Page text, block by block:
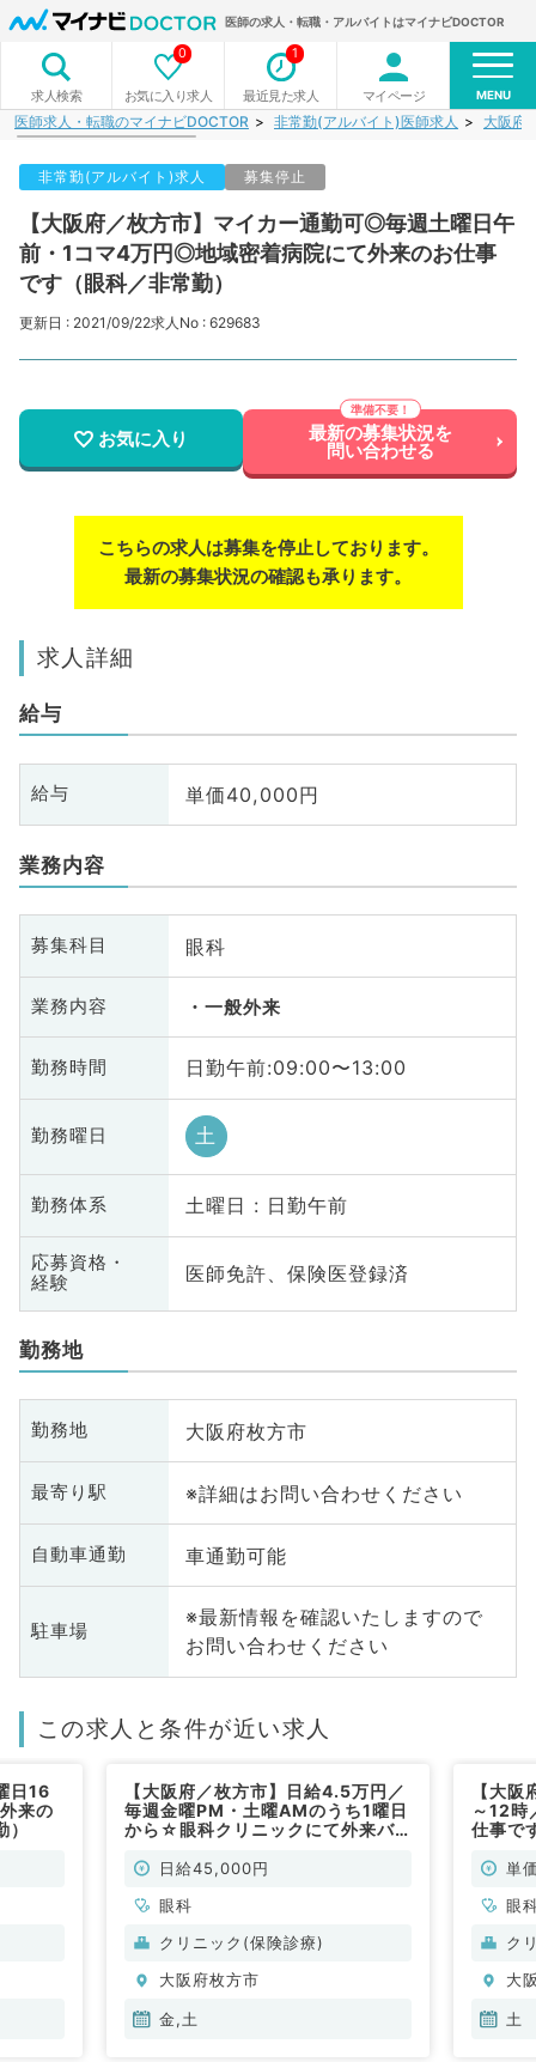
医師の求人・転職・アルバイトはマイナビDOCTOR
求人検索 お気に入り求人
0
最近見た求人
1
マイページ MENU
医師求人・転職のマイナビDOCTOR 非常勤(アルバイト)医師求人 大阪府
非常勤(アルバイト)求人 募集停止
【大阪府／枚方市】マイカー通勤可◎毎週土曜日午
前・1コマ4万円◎地域密着病院にて外来のお仕事
です（眼科／非常勤）
更新日 : 2021/09/22求人No : 629683
お気に入り 最新の募集状況を
問い合わせる
こちらの求人は募集を停止しております。
最新の募集状況の確認も承ります。
求人詳細
給与
給与 単価40,000円
業務内容
募集科目 眼科
業務内容 一般外来
勤務時間 日勤午前:09:00〜13:00
勤務曜日 土
勤務体系 土曜日 : 日勤午前
応募資格・
経験
医師免許、保険医登録済
勤務地
勤務地 大阪府枚方市
最寄り駅 ※詳細はお問い合わせください
自動車通勤 車通勤可能
駐車場
※最新情報を確認いたしますので
お問い合わせください
この求人と条件が近い求人
日16
来の
【大阪府／枚方市】日給4.5万円／
毎週金曜PM・土曜AMのうち1曜日
から☆眼科クリニックにて外来バ
日給45,000円
眼科
クリニック(保険診療)
大阪府枚方市
金,土
【大
～12時
仕事で
単
眼
ク
大
土